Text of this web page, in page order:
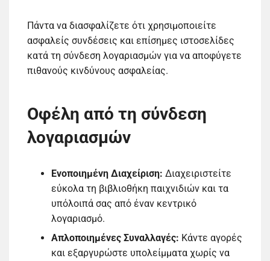
Πάντα να διασφαλίζετε ότι χρησιμοποιείτε
ασφαλείς συνδέσεις και επίσημες ιστοσελίδες
κατά τη σύνδεση λογαριασμών για να αποφύγετε
πιθανούς κινδύνους ασφαλείας.
Οφέλη από τη σύνδεση
λογαριασμών
Ενοποιημένη Διαχείριση: Διαχειριστείτε
εύκολα τη βιβλιοθήκη παιχνιδιών και τα
υπόλοιπά σας από έναν κεντρικό
λογαριασμό.
Απλοποιημένες Συναλλαγές: Κάντε αγορές
και εξαργυρώστε υπολείμματα χωρίς να